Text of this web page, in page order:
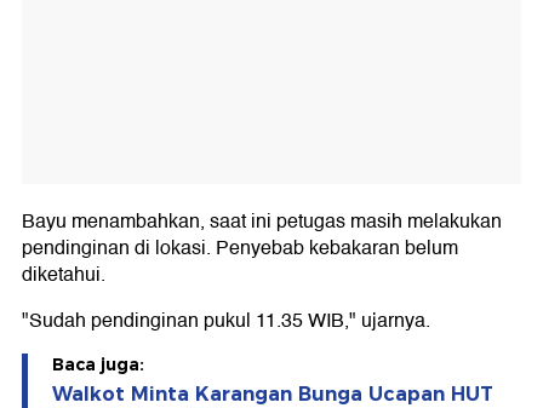
Bayu menambahkan, saat ini petugas masih melakukan
pendinginan di lokasi. Penyebab kebakaran belum
diketahui.
"Sudah pendinginan pukul 11.35 WIB," ujarnya.
Baca juga:
Walkot Minta Karangan Bunga Ucapan HUT